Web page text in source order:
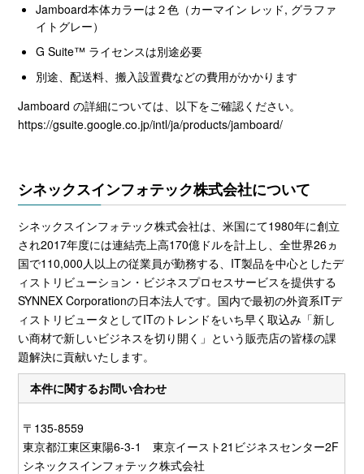
Jamboard本体カラーは２色（カーマイン レッド, グラファ
イト グレー）
G Suite™ ライセンスは別途必要
別途、配送料、搬入設置費などの費用がかかります
Jamboard の詳細については、以下をご確認ください。
https://gsuite.google.co.jp/intl/ja/products/jamboard/
シネックスインフォテック株式会社について
シネックスインフォテック株式会社は、米国にて1980年に創立
され2017年度には連結売上高170億ドルを計上し、全世界26ヵ
国で110,000人以上の従業員が勤務する、 IT製品を中心としたデ
ィストリビューション・ビジネスプロセスサービスを提供する
SYNNEX Corporationの日本法人です。国内で最初の外資系ITデ
ィストリビュータとしてITのトレンドをいち早く取込み「新し
い商材で新しいビジネスを切り開く」という販売店の皆様の課
題解決に貢献いたします。
本件に関するお問い合わせ
〒135-8559
東京都江東区東陽6-3-1 東京イースト21ビジネスセンター2F
シネックスインフォテック株式会社